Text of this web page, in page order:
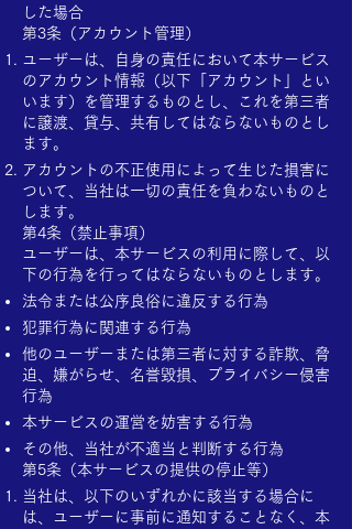
した場合
第3条（アカウント管理）
ユーザーは、自身の責任において本サービス
のアカウント情報（以下「アカウント」とい
います）を管理するものとし、これを第三者
に譲渡、貸与、共有してはならないものとし
ます。
アカウントの不正使用によって生じた損害に
ついて、当社は一切の責任を負わないものと
します。
第4条（禁止事項）
ユーザーは、本サービスの利用に際して、以
下の行為を行ってはならないものとします。
法令または公序良俗に違反する行為
犯罪行為に関連する行為
他のユーザーまたは第三者に対する詐欺、脅
迫、嫌がらせ、名誉毀損、プライバシー侵害
行為
本サービスの運営を妨害する行為
その他、当社が不適当と判断する行為
第5条（本サービスの提供の停止等）
当社は、以下のいずれかに該当する場合に
は、ユーザーに事前に通知することなく、本